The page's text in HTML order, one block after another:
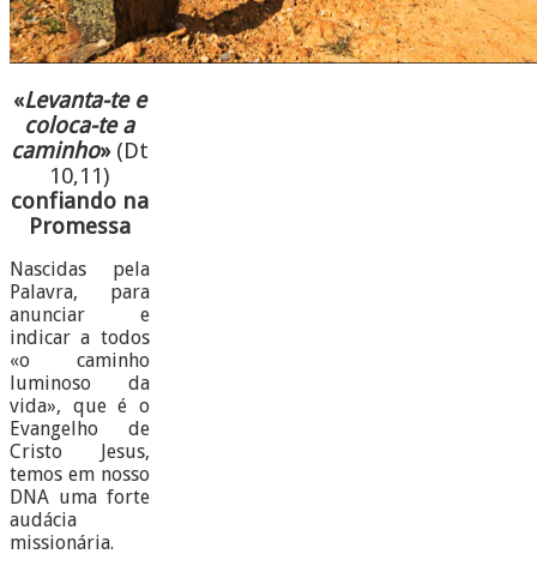
«Levanta-te e
coloca-te a
caminho»(Dt
10,11)
confiando na
Promessa
Nascidas pela
Palavra, para
anunciar e
indicar a todos
«o caminho
luminoso da
vida», que é o
Evangelho de
Cristo Jesus,
temos em nosso
DNA uma forte
audácia
missionária.